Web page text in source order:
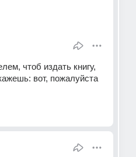
чтоб издать книгу,
вот, пожалуйста